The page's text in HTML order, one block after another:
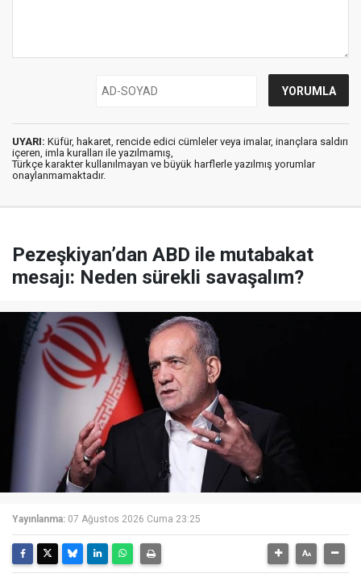
UYARI: Küfür, hakaret, rencide edici cümleler veya imalar, inançlara saldırı
içeren, imla kuralları ile yazılmamış,
Türkçe karakter kullanılmayan ve büyük harflerle yazılmış yorumlar
onaylanmamaktadır.
Pezeşkiyan’dan ABD ile mutabakat
mesajı: Neden sürekli savaşalım?
Yayınlanma: 07 Ağustos 2026 Cuma 23:25